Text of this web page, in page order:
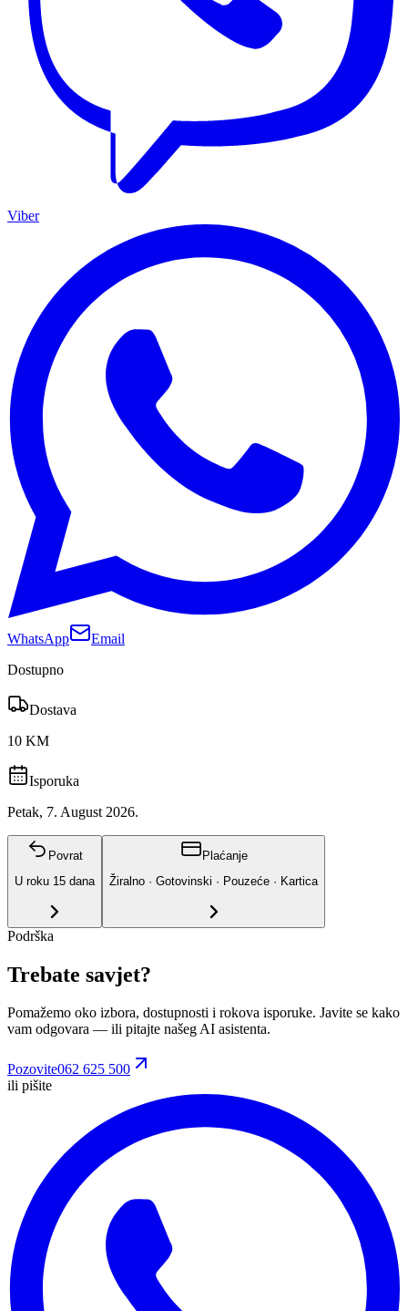
Viber
WhatsApp
Email
Dostupno
Dostava
10 KM
Isporuka
Petak, 7. August 2026.
Povrat
U roku 15 dana
Plaćanje
Žiralno · Gotovinski · Pouzeće · Kartica
Podrška
Trebate savjet?
Pomažemo oko izbora, dostupnosti i rokova isporuke. Javite se kako
vam odgovara — ili pitajte našeg AI asistenta.
Pozovite062 625 500
ili pišite